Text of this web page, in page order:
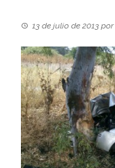
13 de julio de 2013 por